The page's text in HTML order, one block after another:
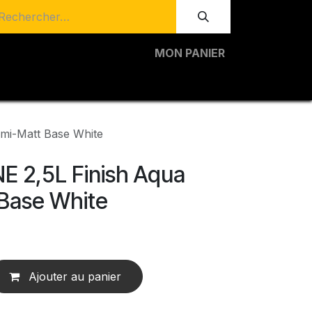
MON PANIER
Matt Base White
2,5L Finish Aqua
White
Ajouter au panier